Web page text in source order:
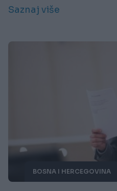
Saznaj više
BOSNA I HERCEGOVINA